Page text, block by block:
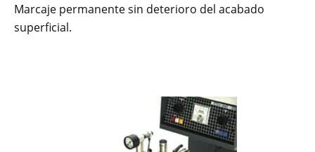
Marcaje permanente sin deterioro del acabado
superficial.